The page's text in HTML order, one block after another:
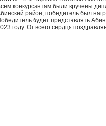
конкурсантам были вручены
район, победитель был
будет представлять
году. От всего сердца